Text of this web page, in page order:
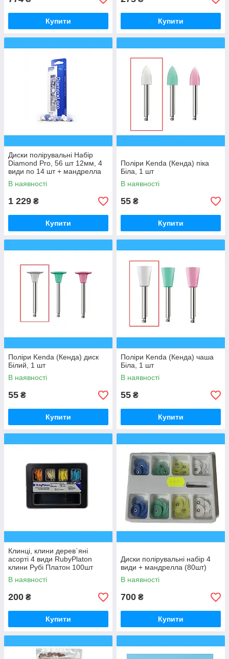
Купити Купити
Диски полірувальні Набір
Diamond Pro, 56 шт 12мм, 4
види по 14 шт + мандрелла
В наявності
1 229 ₴
Купити
Поліри Kenda (Кенда) піка
Біла, 1 шт
В наявності
55 ₴
Купити
Поліри Kenda (Кенда) диск
Білий, 1 шт
В наявності
55 ₴
Купити
Поліри Kenda (Кенда) чаша
Біла, 1 шт
В наявності
55 ₴
Купити
Клинці, клини дерев`яні
асорті 4 види RubyPlaton
клини Рубі Платон 100шт
В наявності
200 ₴
Купити
Диски полірувальні набір 4
види + мандрелла (80шт)
В наявності
700 ₴
Купити